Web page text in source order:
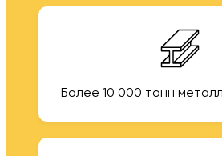
Более 10 000 тонн